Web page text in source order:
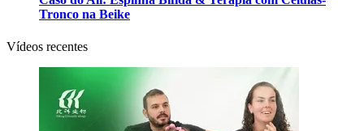
Tronco na Beike
Vídeos recentes